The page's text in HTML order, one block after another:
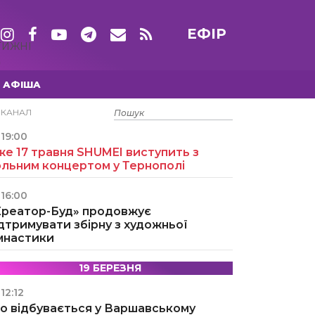
ЕФІР
АФІША
15 ТРАВНЯ
19:00
17 травня SHUMEI виступить з
концертом у Тернополі
16:00
Буд» продовжує
збірну з художньої
19 БЕРЕЗНЯ
12:12
відбувається у Варшавському